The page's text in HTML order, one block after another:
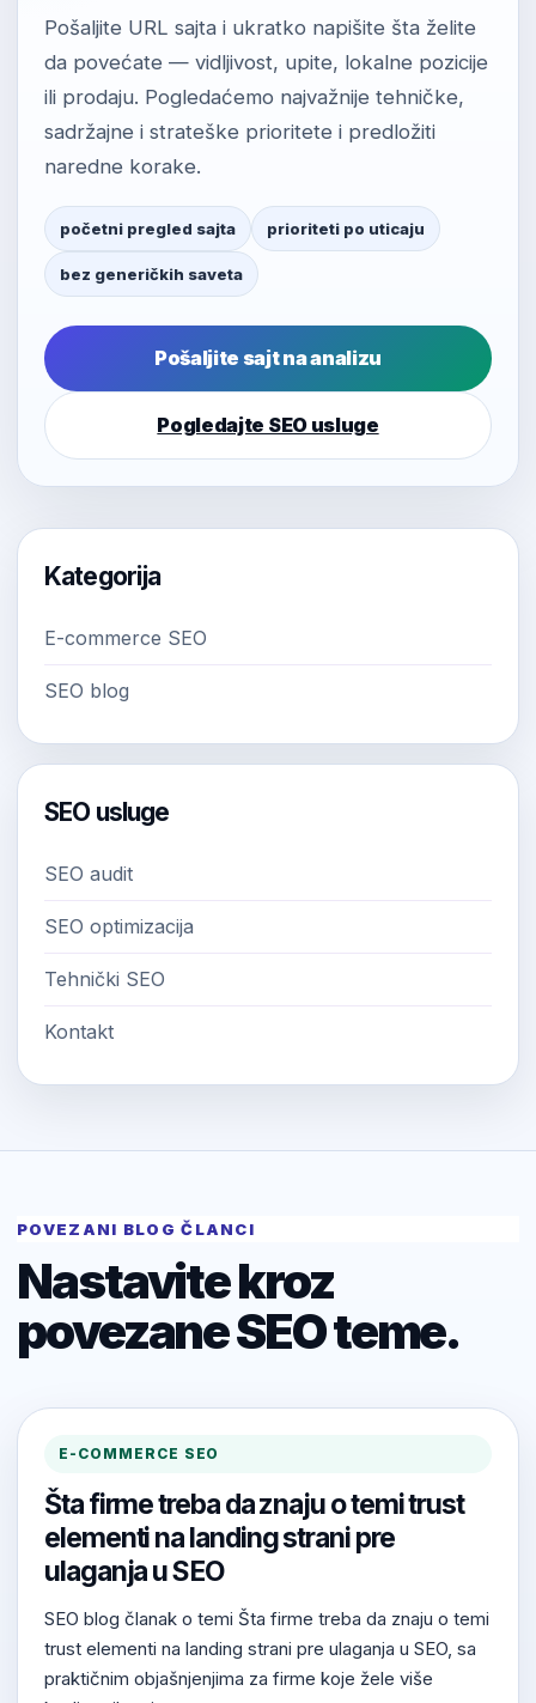
Pošaljite URL sajta i ukratko napišite šta želite
da povećate — vidljivost, upite, lokalne pozicije
ili prodaju. Pogledaćemo najvažnije tehničke,
sadržajne i strateške prioritete i predložiti
naredne korake.
početni pregled sajta prioriteti po uticaju
bez generičkih saveta
Pošaljite sajt na analizu
Pogledajte SEO usluge
Kategorija
E-commerce SEO
SEO blog
SEO usluge
SEO audit
SEO optimizacija
Tehnički SEO
Kontakt
POVEZANI BLOG ČLANCI
Nastavite kroz
povezane SEO teme.
E-COMMERCE SEO
Šta firme treba da znaju o temi trust
elementi na landing strani pre
ulaganja u SEO
SEO blog članak o temi Šta firme treba da znaju o temi
trust elementi na landing strani pre ulaganja u SEO, sa
praktičnim objašnjenjima za firme koje žele više